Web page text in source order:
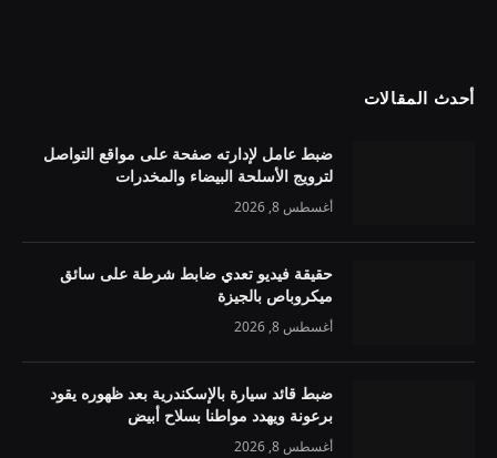
أحدث المقالات
ضبط عامل لإدارته صفحة على مواقع التواصل
لترويج الأسلحة البيضاء والمخدرات
أغسطس 8, 2026
حقيقة فيديو تعدي ضابط شرطة على سائق
ميكروباص بالجيزة
أغسطس 8, 2026
ضبط قائد سيارة بالإسكندرية بعد ظهوره يقود
برعونة ويهدد مواطنا بسلاح أبيض
أغسطس 8, 2026